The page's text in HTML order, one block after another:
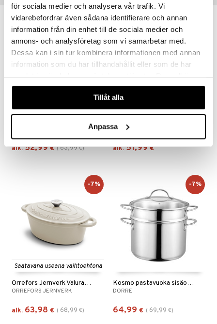
för sociala medier och analysera vår trafik. Vi
vidarebefordrar även sådana identifierare och annan
information från din enhet till de sociala medier och
annons- och analysföretag som vi samarbetar med.
Dessa kan i sin tur kombinera informationen med annan
information som du har tillhandahållit eller som de har
våra cookies vid fortsatt användande av vår webbplats.
Tillåt alla
Anpassa
alk.52,99 € (63,99€)
-17%
DORRE
alk.51,99 €
Saatavana useana vaihtoehtona
Orrefors Jernverk Valurautapata 3.5L
ORREFORS JERNVERK
alk. 63,98 € ( 68,99 €)
-7%
Kosmo pastavuoka sisäosalla
DORRE
64,99 € ( 69,99 €)
-7%